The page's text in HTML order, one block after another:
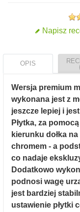
Napisz
OPIS
Wersja premium
wykonana jest z
jeszcze lepiej i
Płytka, za
kierunku dołka
chromem - a
co nadaje
Dodatkowo
podnosi wagę
jest bardziej
ustawienie płytki